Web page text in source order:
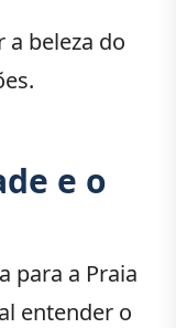
a beleza do
e o
para a Praia
entender o